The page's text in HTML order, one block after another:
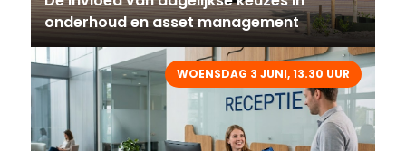
onderhoud en asset management
WOENSDAG 3 JUNI, 13.30 UUR